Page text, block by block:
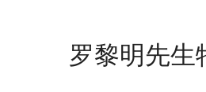
罗黎明先生特